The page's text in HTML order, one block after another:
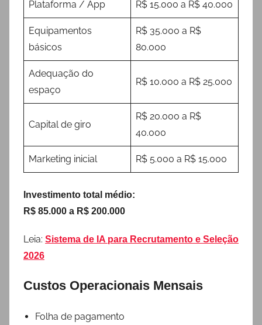
Plataforma / App R$ 15.000 a R$ 40.000
Equipamentos
básicos
R$ 35.000 a R$
80.000
Adequação do
espaço
R$ 10.000 a R$ 25.000
Capital de giro
R$ 20.000 a R$
40.000
Marketing inicial R$ 5.000 a R$ 15.000
Investimento total médio:
R$ 85.000 a R$ 200.000
Leia: Sistema de IA para Recrutamento e Seleção
2026
Custos Operacionais Mensais
Folha de pagamento